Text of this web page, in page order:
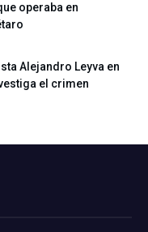
operaba en
Alejandro Leyva en
el crimen